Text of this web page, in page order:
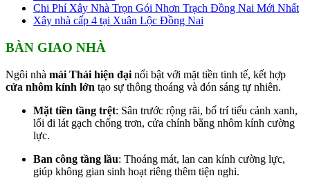
Chi Phí Xây Nhà Trọn Gói Nhơn Trạch Đồng Nai Mới Nhất
Xây nhà cấp 4 tại Xuân Lộc Đồng Nai
BÀN GIAO NHÀ
Ngôi nhà mái Thái hiện đại nổi bật với mặt tiền tinh tế, kết hợp
cửa nhôm kính lớn tạo sự thông thoáng và đón sáng tự nhiên.
Mặt tiền tầng trệt: Sân trước rộng rãi, bố trí tiểu cảnh xanh,
lối đi lát gạch chống trơn, cửa chính bằng nhôm kính cường
lực.
Ban công tầng lầu: Thoáng mát, lan can kính cường lực,
giúp không gian sinh hoạt riêng thêm tiện nghi.